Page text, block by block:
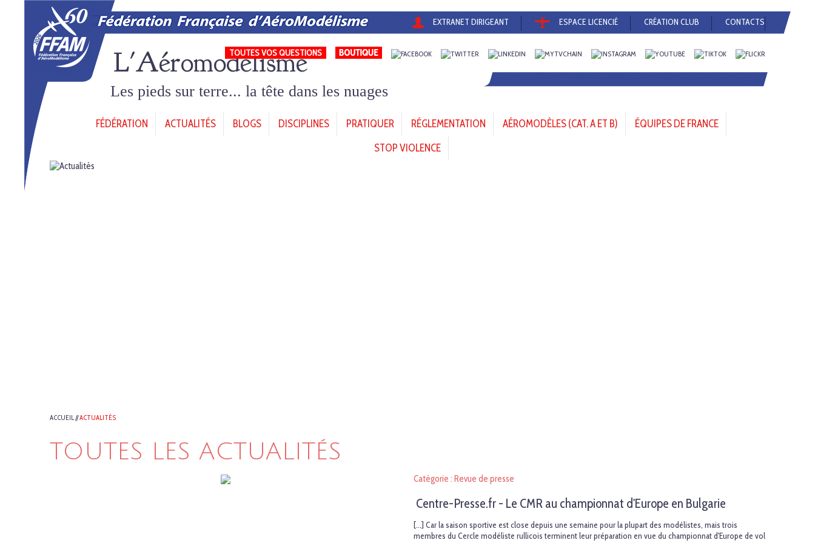
EXTRANET DIRIGEANT ESPACE LICENCIÉ CRÉATION CLUB CONTACTS
TOUTES VOS QUESTIONS
L'Aéromodélisme
Les pieds sur terre... la tête dans les nuages
FÉDÉRATION ACTUALITÉS BLOGS DISCIPLINES PRATIQUER RÉGLEMENTATION AÉROMODÈLES (CAT. A ET B)
ÉQUIPES DE FRANCE
STOP VIOLENCE
ACCUEIL//ACTUALITÉS
TOUTES LES ACTUALITÉS
Catégorie : Revue de presse
Centre-Presse.fr - Le CMR au championnat d'Europe en Bulgarie
[...] Car la saison sportive est close depuis une semaine pour la plupart des modélistes, mais trois
membres du Cercle modéliste rullicois terminent leur préparation en vue du championnat d'Europe de vol